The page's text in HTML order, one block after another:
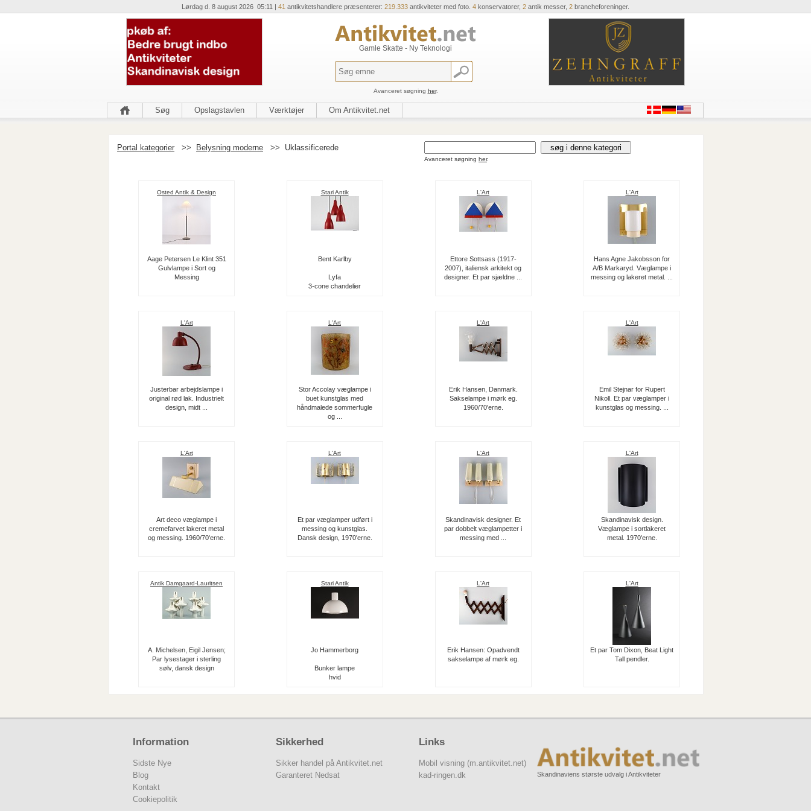
Lørdag d. 8 august 2026 05:11 | 41 antikvitetshandlere præsenterer: 219.333 antikviteter med foto. 4 konservatorer, 2 antik messer, 2 brancheforeninger.
Gamle Skatte - Ny Teknologi
Avanceret søgning her.
Søg Opslagstavlen Værktøjer Om Antikvitet.net
Portal kategorier >> Belysning moderne >> Uklassificerede
Avanceret søgning her.
Osted Antik & Design
Aage Petersen Le Klint 351
Gulvlampe i Sort og
Messing
Stari Antik
Bent Karlby
Lyfa
3-cone chandelier
L'Art
Ettore Sottsass (1917-
2007), italiensk arkitekt og
designer. Et par sjældne ...
L'Art
Hans Agne Jakobsson for
A/B Markaryd. Væglampe i
messing og lakeret metal. ...
L'Art
Justerbar arbejdslampe i
original rød lak. Industrielt
design, midt ...
L'Art
Stor Accolay væglampe i
buet kunstglas med
håndmalede sommerfugle
og ...
L'Art
Erik Hansen, Danmark.
Sakselampe i mørk eg.
1960/70'erne.
L'Art
Emil Stejnar for Rupert
Nikoll. Et par væglamper i
kunstglas og messing. ...
L'Art
Art deco væglampe i
cremefarvet lakeret metal
og messing. 1960/70'erne.
L'Art
Et par væglamper udført i
messing og kunstglas.
Dansk design, 1970'erne.
L'Art
Skandinavisk designer. Et
par dobbelt væglampetter i
messing med ...
L'Art
Skandinavisk design.
Væglampe i sortlakeret
metal. 1970'erne.
Antik Damgaard-Lauritsen
A. Michelsen, Eigil Jensen;
Par lysestager i sterling
sølv, dansk design
Stari Antik
Jo Hammerborg
Bunker lampe
hvid
L'Art
Erik Hansen: Opadvendt
sakselampe af mørk eg.
L'Art
Et par Tom Dixon, Beat Light
Tall pendler.
Information
Sidste Nye
Blog
Kontakt
Cookiepolitik
Sikkerhed
Sikker handel på Antikvitet.net
Garanteret Nedsat
Links
Mobil visning (m.antikvitet.net)
kad-ringen.dk
Skandinaviens største udvalg i Antikviteter